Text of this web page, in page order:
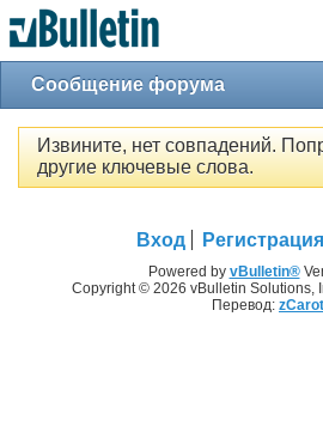
Сообщение форума
Извините, нет совпадений.
другие ключевые слова.
Вход Регистрация
Powered by vBulletin®
Copyright © 2026 vBulletin Solutions,
Перевод: zCarot